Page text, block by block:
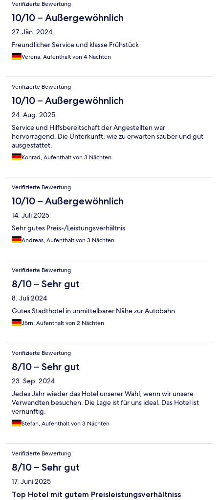
Verifizierte Bewertung
10/10 – Außergewöhnlich
27. Jän. 2024
Freundlicher Service und klasse Frühstück
Verena, Aufenthalt von 4 Nächten
Verifizierte Bewertung
10/10 – Außergewöhnlich
24. Aug. 2025
Service und Hilfsbereitschaft der Angestellten war
hervorragend. Die Unterkunft, wie zu erwarten sauber und gut
ausgestattet.
Konrad, Aufenthalt von 3 Nächten
Verifizierte Bewertung
10/10 – Außergewöhnlich
14. Juli 2025
Sehr gutes Preis-/Leistungsverhältnis
Andreas, Aufenthalt von 3 Nächten
Verifizierte Bewertung
8/10 – Sehr gut
8. Juli 2024
Gutes Stadthotel in unmittelbarer Nähe zur Autobahn
Jörn, Aufenthalt von 2 Nächten
Verifizierte Bewertung
8/10 – Sehr gut
23. Sep. 2024
Jedes Jahr wieder das Hotel unserer Wahl, wenn wir unsere
Verwandten besuchen. Die Lage ist für uns ideal. Das Hotel ist
vernünftig.
Stefan, Aufenthalt von 3 Nächten
Verifizierte Bewertung
8/10 – Sehr gut
17. Juni 2025
Top Hotel mit gutem Preisleistungsverhältniss